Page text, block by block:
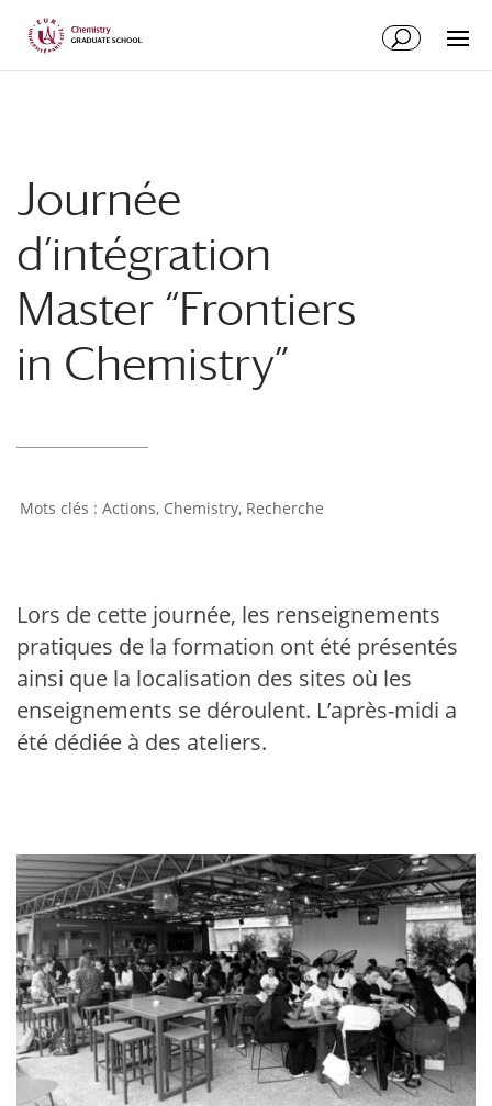
contenu
Journée
d’intégration
Master “Frontiers
in Chemistry”
Actions, Chemistry, Recherche
Lors de cette journée, les renseignements
pratiques de la formation ont été présentés
ainsi que la localisation des sites où les
enseignements se déroulent. L’après-midi a
été dédiée à des ateliers.